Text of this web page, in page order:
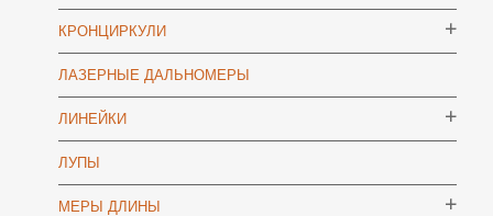
КРОНЦИРКУЛИ
ЛАЗЕРНЫЕ ДАЛЬНОМЕРЫ
ЛИНЕЙКИ
ЛУПЫ
МЕРЫ ДЛИНЫ